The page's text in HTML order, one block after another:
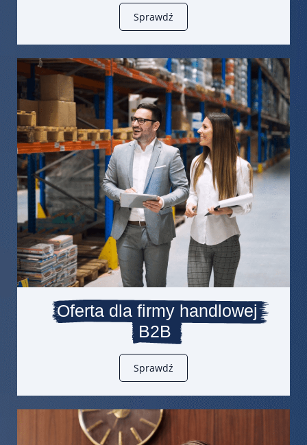
Sprawdź
Oferta dla firmy handlowej
B2B
Sprawdź